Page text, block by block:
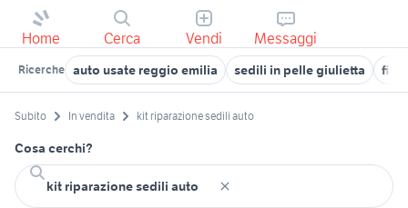
Home Cerca Vendi Messaggi
Ricerche auto usate reggio emilia sedili in pelle giulietta fiat
Subito In vendita kit riparazione sedili auto
Cosa cerchi?